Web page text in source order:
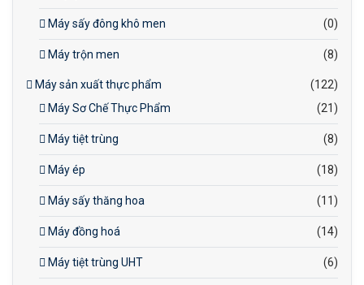
Máy sấy đông khô men (0)
Máy trộn men (8)
Máy sản xuất thực phẩm
(122)
Máy Sơ Chế Thực Phẩm
(21)
Máy tiệt trùng (8)
Máy ép (18)
Máy sấy thăng hoa (11)
Máy đồng hoá (14)
Máy tiệt trùng UHT (6)